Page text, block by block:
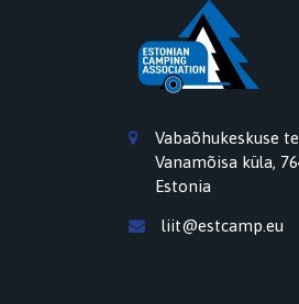
Vabaõhukeskuse
Vanamõisa küla,
Estonia
liit@estcamp.eu